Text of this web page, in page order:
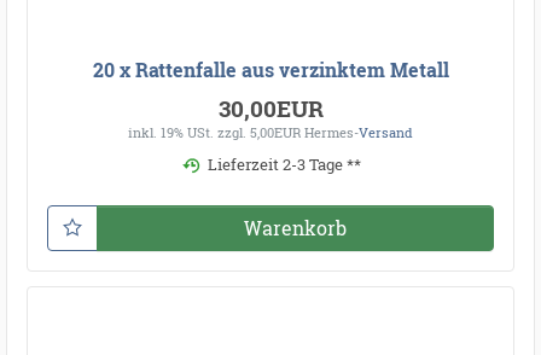
20 x Rattenfalle aus verzinktem Metall
30,00EUR
inkl. 19% USt. zzgl. 5,00EUR Hermes-Versand
Lieferzeit 2-3 Tage **
Warenkorb